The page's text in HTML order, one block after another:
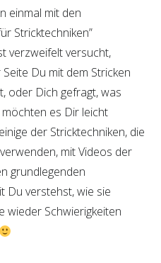
einmal mit den
Stricktechniken”
verzweifelt versucht,
Du mit dem Stricken
oder Dich gefragt, was
es Dir leicht
der Stricktechniken, die
mit Videos der
grundlegenden
Du verstehst, wie sie
wieder Schwierigkeiten